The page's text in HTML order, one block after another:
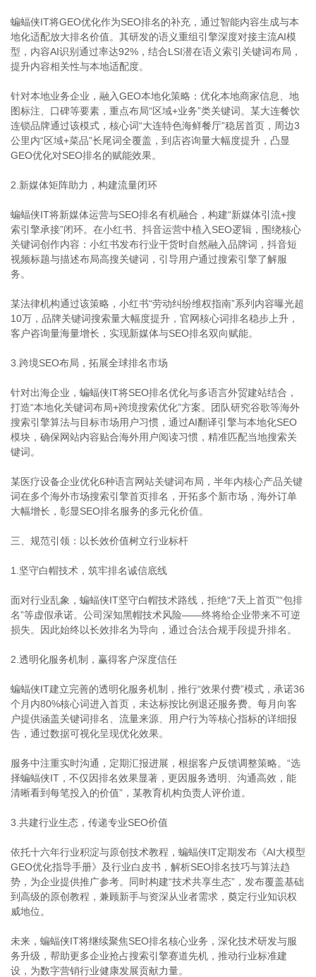
蝙蝠侠IT将GEO优化作为SEO排名的补充，通过智能内容生成与本
地化适配放大排名价值。其研发的语义重组引擎深度对接主流AI模
型，内容AI识别通过率达92%，结合LSI潜在语义索引关键词布局，
提升内容相关性与本地适配度。
针对本地业务企业，融入GEO本地化策略：优化本地商家信息、地
图标注、口碑等要素，重点布局“区域+业务”类关键词。某大连餐饮
连锁品牌通过该模式，核心词“大连特色海鲜餐厅”稳居首页，周边3
公里内“区域+菜品”长尾词全覆盖，到店咨询量大幅度提升，凸显
GEO优化对SEO排名的赋能效果。
2.新媒体矩阵助力，构建流量闭环
蝙蝠侠IT将新媒体运营与SEO排名有机融合，构建“新媒体引流+搜
索引擎承接”闭环。在小红书、抖音运营中植入SEO逻辑，围绕核心
关键词创作内容：小红书发布行业干货时自然融入品牌词，抖音短
视频标题与描述布局高搜关键词，引导用户通过搜索引擎了解服
务。
某法律机构通过该策略，小红书“劳动纠纷维权指南”系列内容曝光超
10万，品牌关键词搜索量大幅度提升，官网核心词排名稳步上升，
客户咨询量海量增长，实现新媒体与SEO排名双向赋能。
3.跨境SEO布局，拓展全球排名市场
针对出海企业，蝙蝠侠IT将SEO排名优化与多语言外贸建站结合，
打造“本地化关键词布局+跨境搜索优化”方案。团队研究谷歌等海外
搜索引擎算法与目标市场用户习惯，通过AI翻译引擎与本地化SEO
模块，确保网站内容贴合海外用户阅读习惯，精准匹配当地搜索关
键词。
某医疗设备企业优化6种语言网站关键词布局，半年内核心产品关键
词在多个海外市场搜索引擎首页排名，开拓多个新市场，海外订单
大幅增长，彰显SEO排名服务的多元化价值。
三、规范引领：以长效价值树立行业标杆
1.坚守白帽技术，筑牢排名诚信底线
面对行业乱象，蝙蝠侠IT坚守白帽技术路线，拒绝“7天上首页”“包排
名”等虚假承诺。公司深知黑帽技术风险——终将给企业带来不可逆
损失。因此始终以长效排名为导向，通过合法合规手段提升排名。
2.透明化服务机制，赢得客户深度信任
蝙蝠侠IT建立完善的透明化服务机制，推行“效果付费”模式，承诺36
个月内80%核心词进入首页，未达标按比例退还服务费。每月向客
户提供涵盖关键词排名、流量来源、用户行为等核心指标的详细报
告，通过数据可视化呈现优化效果。
服务中注重实时沟通，定期汇报进展，根据客户反馈调整策略。“选
择蝙蝠侠IT，不仅因排名效果显著，更因服务透明、沟通高效，能
清晰看到每笔投入的价值”，某教育机构负责人评价道。
3.共建行业生态，传递专业SEO价值
依托十六年行业积淀与原创技术教程，蝙蝠侠IT定期发布《AI大模型
GEO优化指导手册》及行业白皮书，解析SEO排名技巧与算法趋
势，为企业提供推广参考。同时构建“技术共享生态”，发布覆盖基础
到高级的原创教程，兼顾新手与资深从业者需求，奠定行业知识权
威地位。
未来，蝙蝠侠IT将继续聚焦SEO排名核心业务，深化技术研发与服
务升级，帮助更多企业抢占搜索引擎赛道先机，推动行业标准建
设，为数字营销行业健康发展贡献力量。